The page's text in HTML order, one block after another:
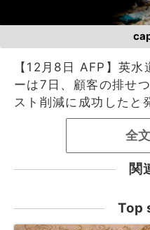
【12月8日 AFP】英
ーは7日、顧客の排せ
スト削減に成功したと
全
関
Top